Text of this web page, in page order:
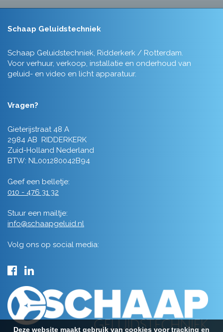
Schaap Geluidstechniek
Schaap Geluidstechniek, Ridderkerk / Rotterdam.
Voor verhuur, verkoop, installatie en onderhoud van
geluid- en video en licht apparatuur.
Vragen?
Gieterijstraat 48 A
2984 AB RIDDERKERK
Zuid-Holland Nederland
BTW: NL001280042B94
Geef een belletje:
010 - 476 31 32
Stuur een mailtje:
info@schaapgeluid.nl
Volg ons op social media:
Deze website maakt gebruik van cookies voor tracking en